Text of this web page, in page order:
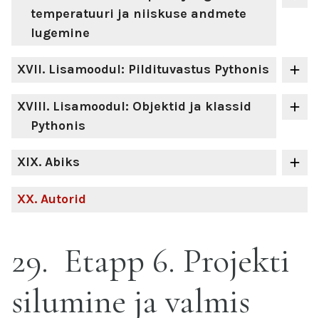
temperatuuri ja niiskuse andmete
lugemine
XVII. Lisamoodul: Pildituvastus Pythonis
XVIII. Lisamoodul: Objektid ja klassid
Pythonis
XIX. Abiks
XX. Autorid
29
Etapp 6. Projekti
silumine ja valmis